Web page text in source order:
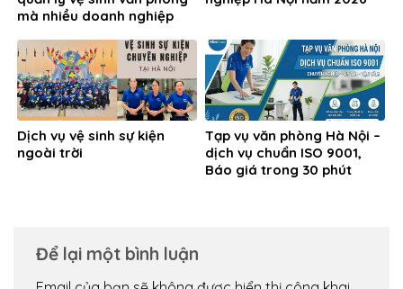
mà nhiều doanh nghiệp
Dịch vụ vệ sinh sự kiện
ngoài trời
Tạp vụ văn phòng Hà Nội –
dịch vụ chuẩn ISO 9001,
Báo giá trong 30 phút
Để lại một bình luận